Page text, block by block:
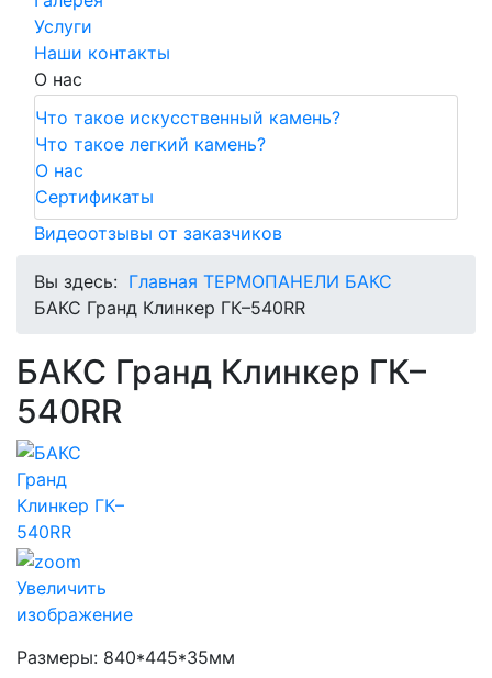
Услуги
Наши контакты
О нас
Что такое искусственный камень?
Что такое легкий камень?
О нас
Сертификаты
Видеоотзывы от заказчиков
Вы здесь: Главная ТЕРМОПАНЕЛИ БАКС
БАКС Гранд Клинкер ГК–540RR
БАКС Гранд Клинкер ГК–
540RR
Увеличить
изображение
Размеры: 840*445*35мм